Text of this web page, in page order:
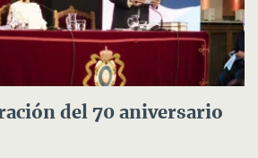
del 70 aniversario